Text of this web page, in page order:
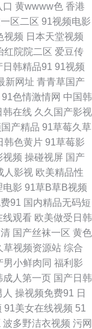
洲 久久青草 殴美系列
清 九一视频在看 欧美
享福利 日本不卡线在
国二三四区 美女外面福
轮天堂 亚洲3级电影网
网 91免费国产视频 成
伊人久久国产 AV另类
人人妻人人操91 婷婷
费看黄的网址 日韩黄色
玖玖精品视频 日本黄色
碰 日韩综合色图 在线
黄wwww色 香港
区二区 91视频电影
视频 日本天堂视频
红院院二区 爱豆传
日韩精品91 91视频
新网址 青青草国产
91色情激情网 中国韩
韩在线 久久国产影视
产精品 91草莓久草
韩色黄片 91草莓影
视频 操碰视屏 国产
人影视 欧美精品性
电影 91草B草B视频
91 国内精品无码短
线观看 欧美做受日韩
国产丝袜一区 黄色
草视频资源站 综合
男小鲜肉同 福利影
成人第一页 国产日韩
操视频免费91 日
91美女在线视频 51
波多野洁衣视频 污网